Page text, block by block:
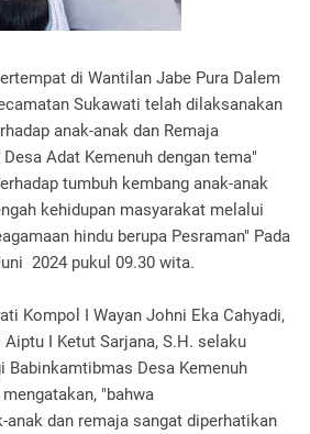
di Wantilan Jabe Pura Dalem
Sukawati telah dilaksanakan
anak-anak dan Remaja
Adat Kemenuh dengan tema"
tumbuh kembang anak-anak
kehidupan masyarakat melalui
hindu berupa Pesraman" Pada
2024 pukul 09.30 wita.
Kompol I Wayan Johni Eka Cahyadi,
Aiptu I Ketut Sarjana, S.H. selaku
Babinkamtibmas Desa Kemenuh
"bahwa
anak dan remaja sangat diperhatikan